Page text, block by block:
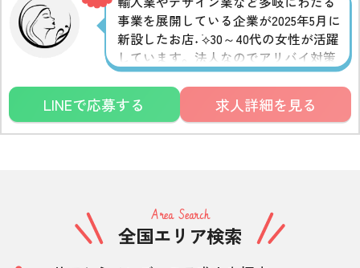
事業を展開している企業が2025年5月に
新設したお店˖ ࣪⟡30～40代の女性が活躍
しています。法人なのでアリバイ対策
は万全◎ルームの掃除洗濯はお店がす
るので終了後すぐに帰れます。交通費
は支給されますし、車の方は無料のパ
ーキングあり♪お近くの方も出稼ぎの
LINEで応募する 求人詳細を見る
Area Search
全国エリア検索